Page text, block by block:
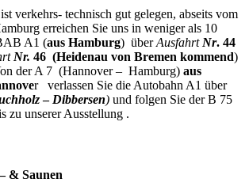
verkehrs- technisch gut gelegen, abseits vom
erreichen Sie uns in weniger als 10
A1 (aus Hamburg) überAusfahrt Nr. 44
Nr. 46 (Heidenau von Bremen kommend)
der A 7 (Hannover – Hamburg) aus
r verlassen Sie die Autobahn A1 über
– Dibbersen) und folgen Sie der B 75
zu unserer Ausstellung .
& Saunen